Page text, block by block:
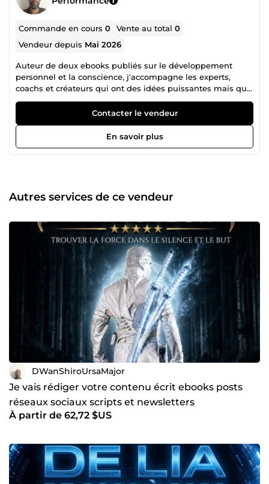
Commande en cours0 Vente au total0
Vendeur depuis Mai 2026
Auteur de deux ebooks publiés sur le développement
personnel et la conscience, j'accompagne les experts,
coachs et créateurs qui ont des idées puissantes mais qui
n'arrivent pas à les mettre en mots. Je rédige pour vous : •
Ebooks &amp; guides complets • Posts réseaux sociaux •
Newsletters • Scripts vidéo Votre message. Votre voix. Mon
Contacter le vendeur
En savoir plus
Autres services de ce vendeur
DWanShiroUrsaMajor
Je vais rédiger votre contenu écrit ebooks posts
réseaux sociaux scripts et newsletters
À partir de 62,72 $US